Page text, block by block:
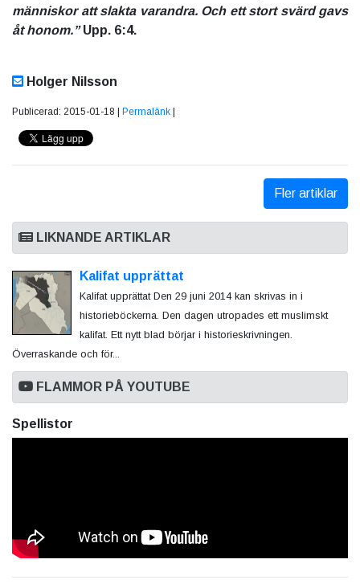
människor att slakta varandra. Och ett stort svärd gavs
åt honom.”Upp. 6:4.
Holger Nilsson
Publicerad: 2015-01-18 | Permalänk
Fler artiklar
LIKNANDE ARTIKLAR
Kalifat upprättat
Kalifat upprättat Den 29 juni 2014 kan skrivas in i
historieböckerna. Den dagen utropades ett muslimskt
kalifat. Ett nytt blad börjar i historieskrivningen.
Överraskande och för...
FLAMMOR PÅ YOUTUBE
Spellistor